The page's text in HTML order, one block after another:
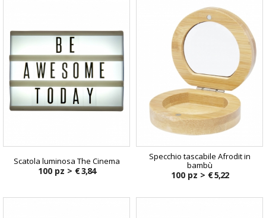
Scatola luminosa The Cinema
100 pz > € 3,84
Specchio tascabile Afrodit in
bambù
100 pz > € 5,22